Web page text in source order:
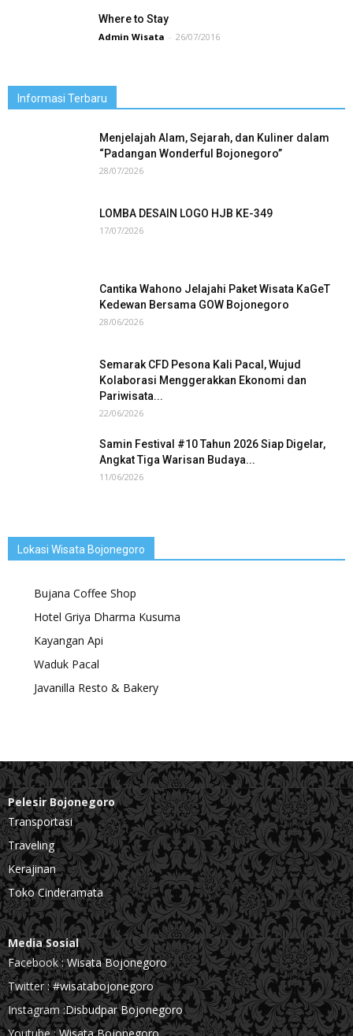
Where to Stay
Admin Wisata - 26/07/2016
Informasi Terbaru
Menjelajah Alam, Sejarah, dan Kuliner dalam
“Padangan Wonderful Bojonegoro”
28/07/2026
LOMBA DESAIN LOGO HJB KE-349
17/07/2026
Cantika Wahono Jelajahi Paket Wisata KaGeT
Kedewan Bersama GOW Bojonegoro
28/06/2026
Semarak CFD Pesona Kali Pacal, Wujud
Kolaborasi Menggerakkan Ekonomi dan
Pariwisata...
22/06/2026
Samin Festival #10 Tahun 2026 Siap Digelar,
Angkat Tiga Warisan Budaya...
11/06/2026
Lokasi Wisata Bojonegoro
Bujana Coffee Shop
Hotel Griya Dharma Kusuma
Kayangan Api
Waduk Pacal
Javanilla Resto & Bakery
Pelesir Bojonegoro
Transportasi
Traveling
Kerajinan
Toko Cinderamata
Media Sosial
Facebook :Wisata Bojonegoro
Twitter :#wisatabojonegoro
Instagram :Disbudpar Bojonegoro